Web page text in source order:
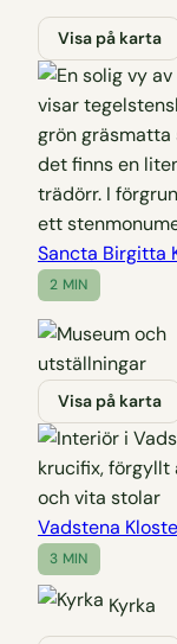
Visa på karta
Sancta Birgitta
2 MIN
Visa på karta
Vadstena
3 MIN
Kyrka